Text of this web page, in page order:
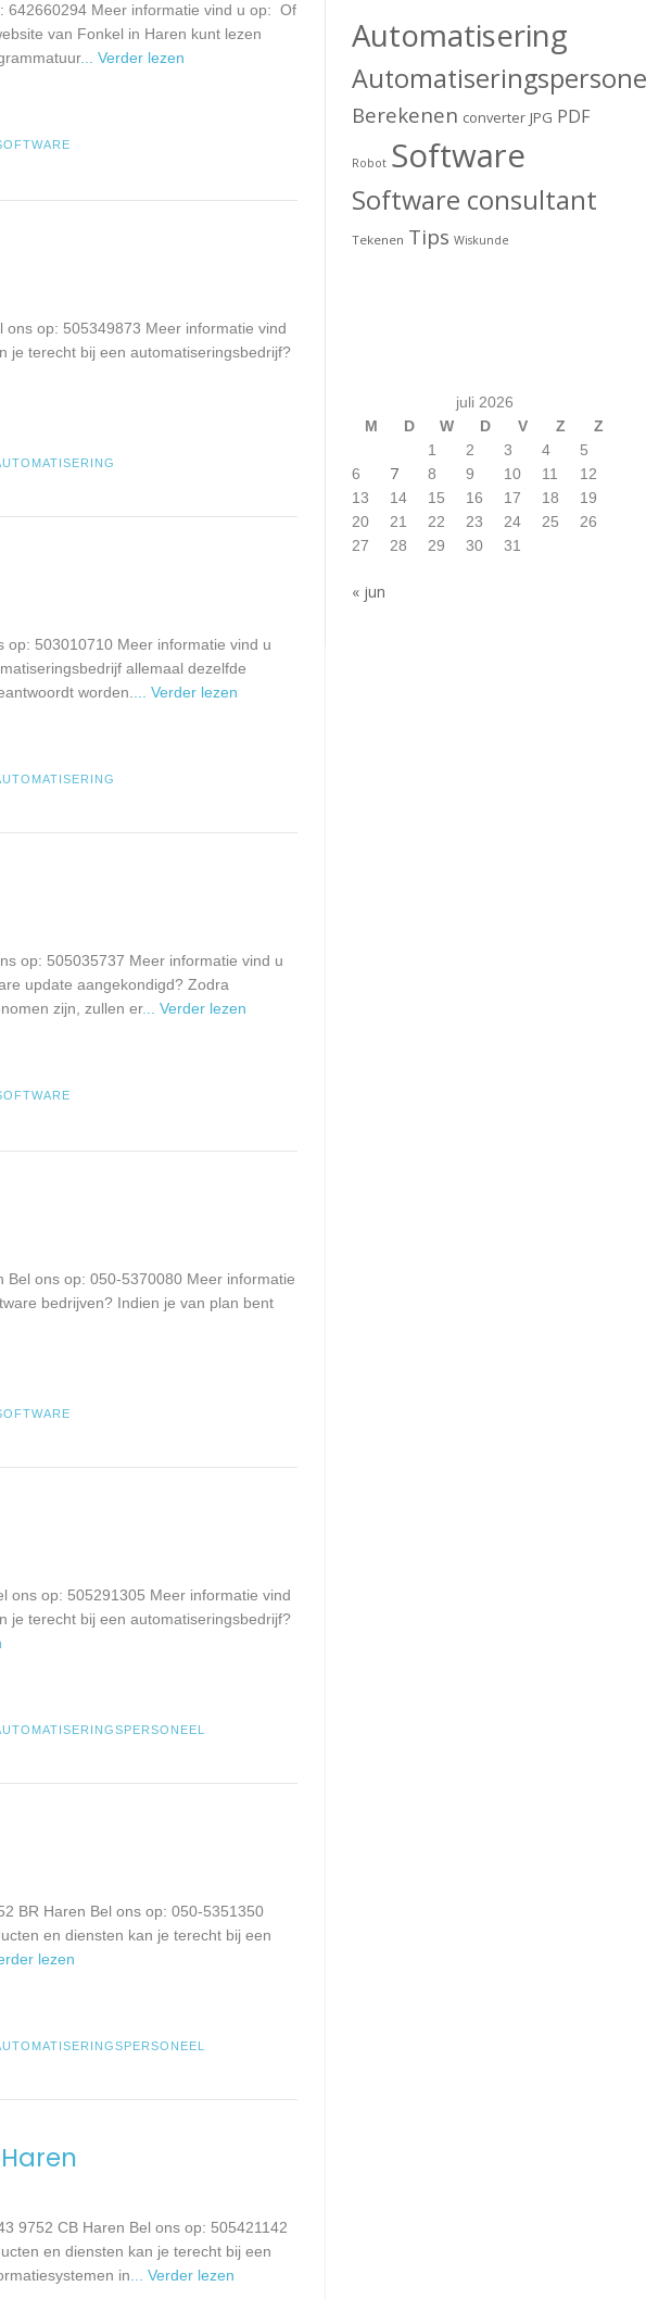
642660294 Meer informatie vind u op: Of
van Fonkel in Haren kunt lezen
... Verder lezen
op: 505349873 Meer informatie vind
terecht bij een automatiseringsbedrijf?
op: 503010710 Meer informatie vind u
allemaal dezelfde
worden.
... Verder lezen
op: 505035737 Meer informatie vind u
update aangekondigd? Zodra
zijn, zullen er... Verder lezen
Bel ons op: 050-5370080 Meer informatie
bedrijven? Indien je van plan bent
ons op: 505291305 Meer informatie vind
terecht bij een automatiseringsbedrijf?
BR Haren Bel ons op: 050-5351350
en diensten kan je terecht bij een
lezen
9752 CB Haren Bel ons op: 505421142
en diensten kan je terecht bij een
in... Verder lezen
Automatisering
Berekenen converter JPG PDF
Robot Software
Software consultant
Tekenen Tips Wiskunde
juli 2026
M
D W D V Z
Z
1
2 3 4
5
6
7 8 9 10 11
12
13
14 15 16 17 18
19
20
21 22 23 24 25
26
27
28 29 30 31
« jun